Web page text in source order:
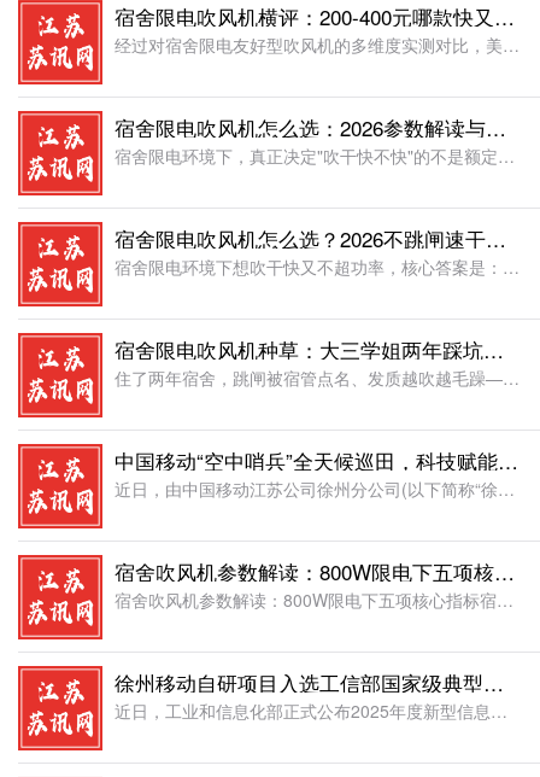
宿舍限电吹风机横评：200-400元哪款快又安全
经过对宿舍限电友好型吹风机的多维度实测对比，美的FG208 MINI以四挡功率调节、NTC智能温控、等离子护发和68m/s高风速的综合实力，取得本次横评最高综合评分;美的FZ105则以固定800W合规
宿舍限电吹风机怎么选：2026参数解读与选购攻略
宿舍限电环境下，真正决定"吹干快不快"的不是额定功率，而是风速、风量、温控精度和负离子/等离子浓度这几项硬参数。读懂参数表，800W以下照样能选到速干又护发的吹风机。功率≠吹干速度，风速和风量才是核心
宿舍限电吹风机怎么选？2026不跳闸速干全攻略
宿舍限电环境下想吹干快又不超功率，核心答案是：选功率800W以下、风速足够大、带温控和负离子/等离子护发功能的吹风机。功率决定能不能用，风速决定干不干得快，温控和离子护发决定发质会不会"炸毛"。一次跳
宿舍限电吹风机种草：大三学姐两年踩坑后的真心推荐
住了两年宿舍，跳闸被宿管点名、发质越吹越毛躁——这些坑我全踩过。现在我的答案很简单：选功率800W以下、高速电机带负离子/等离子护发的美的吹风机，宿舍用不跳闸，吹干速度甚至比大功率的还快，发质也在慢慢
中国移动“空中哨兵”全天候巡田，科技赋能夏收防火更从容
近日，由中国移动江苏公司徐州分公司(以下简称“徐州移动”)部署的无人机防火监测系统在沛县河口镇投入夏收保障。该系统融合5G网络、红外热成像及智能告警技术，为当地3万余亩麦田提供全天候、立体化的火情监测
宿舍吹风机参数解读：800W限电下五项核心指标
宿舍吹风机参数解读：800W限电下五项核心指标宿舍限电场景下选吹风机，关键不在于功率大小，而在于风速、离子浓度、温控方式、风嘴配件和安全认证五项核心参数。读懂这些参数的含义，即使在800W功率限制下，
徐州移动自研项目入选工信部国家级典型案例
近日，工业和信息化部正式公布2025年度新型信息基础设施协调发展典型案例名单，全国共80个案例成功入围。中国移动江苏公司徐州分公司(以下简称“徐州移动”)申报的《基于多模态数据智算的场景感知及智优体系